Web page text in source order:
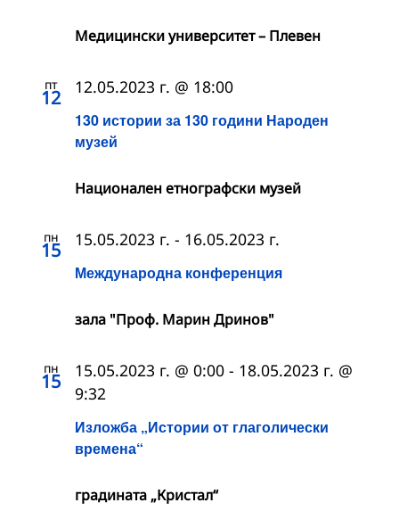
Медицински университет – Плевен
пт
12
130 истории за 130 години Народен
музей
12.05.2023 г. @ 18:00
Националeн етнографски музей
пн
15
Международна конференция
15.05.2023 г. - 16.05.2023 г.
зала "Проф. Марин Дринов"
пн
15
Изложба „Истории от глаголически
времена“
15.05.2023 г. @ 0:00 - 18.05.2023 г. @
9:32
градината „Кристал“